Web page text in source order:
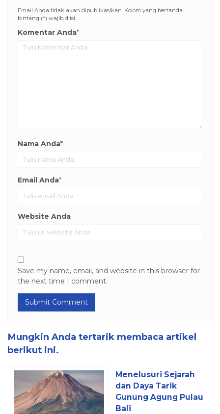
Email Anda tidak akan dipublikasikan. Kolom yang bertanda
bintang (*) wajib diisi
Komentar Anda*
Nama Anda*
Email Anda*
Website Anda
Save my name, email, and website in this browser for
the next time I comment.
Mungkin Anda tertarik membaca artikel
berikut ini.
Menelusuri Sejarah
dan Daya Tarik
Gunung Agung Pulau
Bali